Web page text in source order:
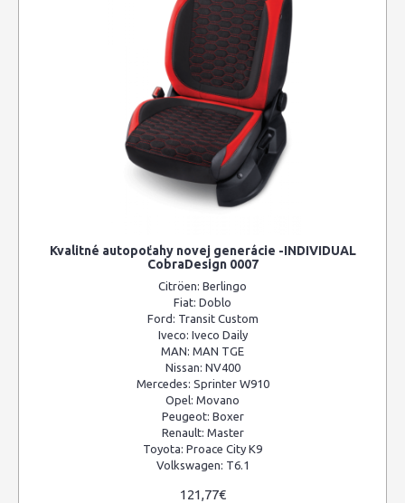
Kvalitné autopoťahy novej generácie -INDIVIDUAL
CobraDesign 0007
Citröen: Berlingo
Fiat: Doblo
Ford: Transit Custom
Iveco: Iveco Daily
MAN: MAN TGE
Nissan: NV400
Mercedes: Sprinter W910
Opel: Movano
Peugeot: Boxer
Renault: Master
Toyota: Proace City K9
Volkswagen: T6.1
121,77€